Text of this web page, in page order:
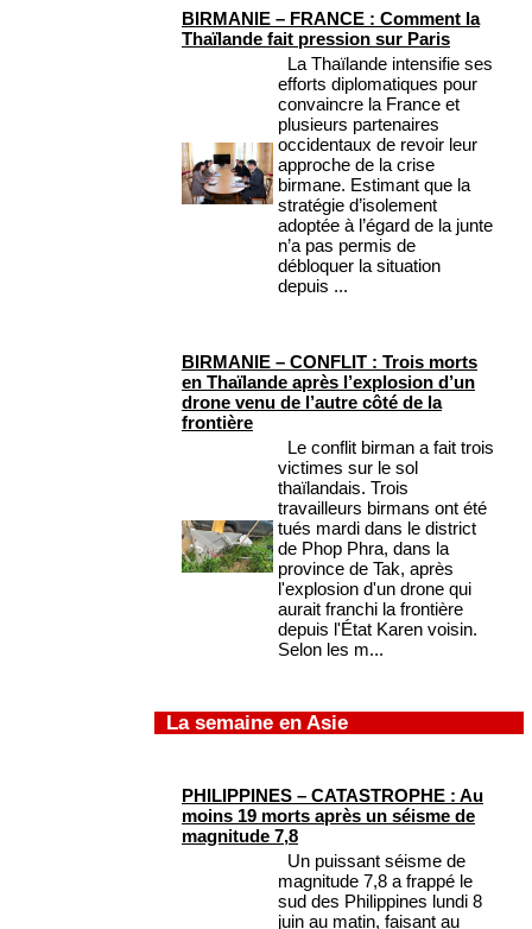
BIRMANIE – FRANCE : Comment la
Thaïlande fait pression sur Paris
La Thaïlande intensifie ses
efforts diplomatiques pour
convaincre la France et
plusieurs partenaires
occidentaux de revoir leur
approche de la crise
birmane. Estimant que la
stratégie d’isolement
adoptée à l’égard de la junte
n’a pas permis de
débloquer la situation
depuis ...
BIRMANIE – CONFLIT : Trois morts
en Thaïlande après l’explosion d’un
drone venu de l’autre côté de la
frontière
Le conflit birman a fait trois
victimes sur le sol
thaïlandais. Trois
travailleurs birmans ont été
tués mardi dans le district
de Phop Phra, dans la
province de Tak, après
l'explosion d'un drone qui
aurait franchi la frontière
depuis l'État Karen voisin.
Selon les m...
La semaine en Asie
PHILIPPINES – CATASTROPHE : Au
moins 19 morts après un séisme de
magnitude 7,8
Un puissant séisme de
magnitude 7,8 a frappé le
sud des Philippines lundi 8
juin au matin, faisant au